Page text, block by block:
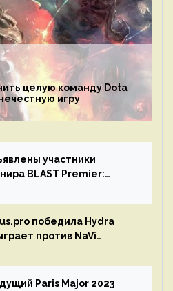
целую команду Dota
игру
участники
BLAST Premier:
победила Hydra
против NaVi
Paris Major 2023